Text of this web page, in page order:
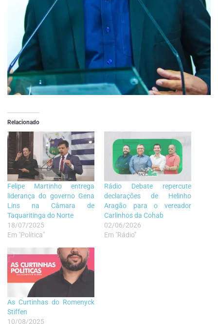
Relacionado
Felipe Martinho entrega
liderança do governo Gena
Lins na Câmara de
Taquaritinga do Norte
18/07/2025
Em "Política"
Rádio Debate repercute
declarações de Helinho
Aragão para o vereador
Carlinhos da Cohab
02/06/2026
Em "Rádio"
As Curtinhas do Romenyck
Stiffen
10/08/2025